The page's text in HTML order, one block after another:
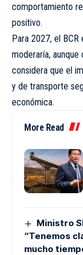
comportamiento
positivo.
Para 2027, el
moderaría,
considera que el
y de transporte
económica.
More Read
Ministro
“Tenemos
mucho